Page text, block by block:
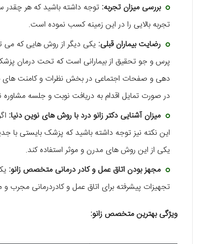
بررسی میزان تجربه: توجه داشته باشید که هر چقدر
تجربه بالایی را در این زمینه کسب نموده است.
رضایت بیماران قبلی: یکی دیگر از روش هایی که می
پرس و جو تحقیق از بیمارانی است که تحت درمان پزشک
دهی و صفحات اجتماعی در بخش نظرات و کامنت های
در صورت تمایل اقدام به دریافت نوبت و جلسه مشاوره
میزان آشنایی دکتر زانو درد با روش های نوین دنیا:
این نکته نیز توجه داشته باشید که پزشک بایستی با
یکی از این روش های مدرن و موثر استفاده کند.
مجهز بودن اتاق عمل و کادر درمانی متخصص زانو:
تجهیزات پیشرفته برای اتاق عمل و کادردرمانی
ویژگی بهترین متخصص زانو: